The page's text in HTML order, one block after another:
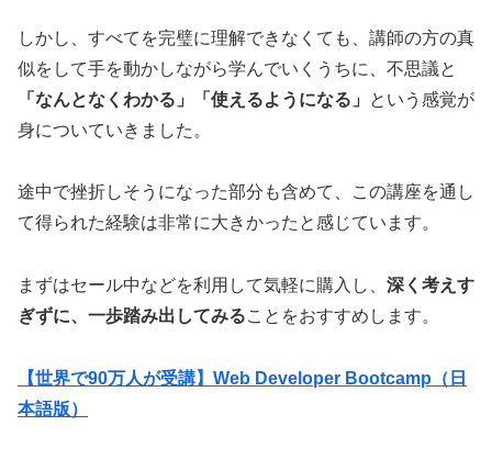
しかし、すべてを完璧に理解できなくても、講師の方の真
似をして手を動かしながら学んでいくうちに、不思議と
「なんとなくわかる」「使えるようになる」
という感覚が
身についていきました。
途中で挫折しそうになった部分も含めて、この講座を通し
て得られた経験は非常に大きかったと感じています。
まずはセール中などを利用して気軽に購入し、 深く考えす
ぎずに、一歩踏み出してみることをおすすめします。
【世界で90万人が受講】Web Developer Bootcamp（日
本語版）